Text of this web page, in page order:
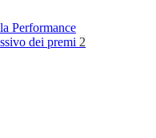
Performance
dei premi 2